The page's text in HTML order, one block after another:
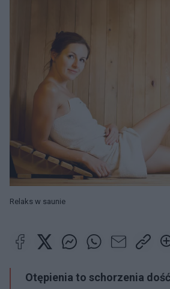
Relaks w saunie
Otępienia to schorzenia